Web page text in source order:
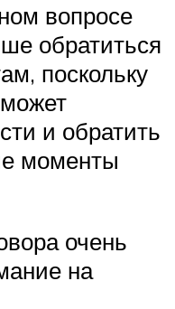
вопросе
обратиться
поскольку
и обратить
моменты
очень
на